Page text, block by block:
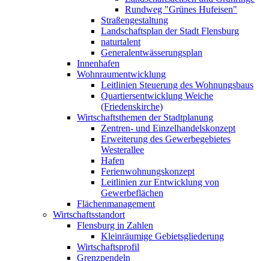
Rundweg "Grünes Hufeisen"
Straßengestaltung
Landschaftsplan der Stadt Flensburg
naturtalent
Generalentwässerungsplan
Innenhafen
Wohnraumentwicklung
Leitlinien Steuerung des Wohnungsbaus
Quartiersentwicklung Weiche
(Friedenskirche)
Wirtschaftsthemen der Stadtplanung
Zentren- und Einzelhandelskonzept
Erweiterung des Gewerbegebietes
Westerallee
Hafen
Ferienwohnungskonzept
Leitlinien zur Entwicklung von
Gewerbeflächen
Flächenmanagement
Wirtschaftsstandort
Flensburg in Zahlen
Kleinräumige Gebietsgliederung
Wirtschaftsprofil
Grenzpendeln